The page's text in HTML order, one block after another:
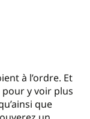
à l’ordre. Et
y voir plus
que